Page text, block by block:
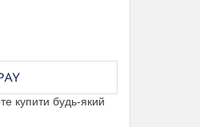
купити будь-який